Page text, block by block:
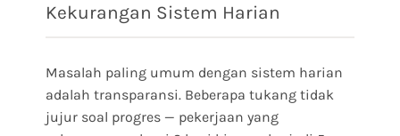
Kekurangan Sistem Harian
Masalah paling umum dengan sistem harian
adalah transparansi. Beberapa tukang tidak
jujur soal progres — pekerjaan yang